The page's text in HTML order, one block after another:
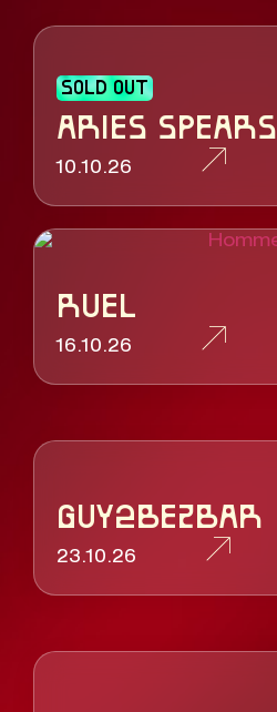
SOLD OUT
ARIES SPEARS
10.10.26
RUEL
16.10.26
GUY2BEZBAR
23.10.26